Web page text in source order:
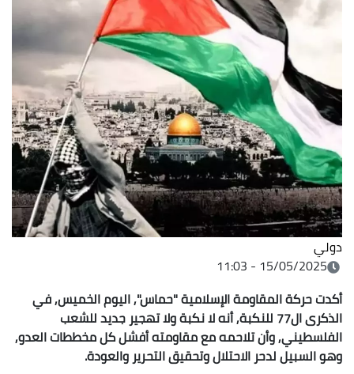
دولي
15/05/2025 - 11:03
أكدت حركة المقاومة الإسلامية "حماس", اليوم الخميس, في
الذكرى ال77 للنكبة, أنه لا نكبة ولا تهجير جديد للشعب
الفلسطيني, وأن تلاحمه مع مقاومته أفشل كل مخططات العدو,
وهو السبيل لدحر الاحتلال وتحقيق التحرير والعودة.